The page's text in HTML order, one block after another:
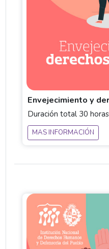
Envejecimiento y
Duración total 30
MAS INFORMACIÓN